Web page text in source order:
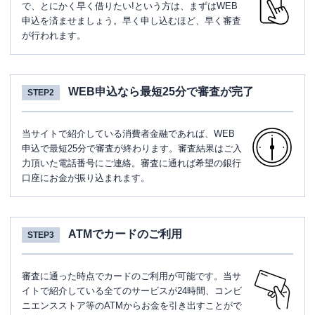
で、とにかく早く借りたい!という方は、まずはWEB
申込を済ませましょう。早く申し込むほど、早く審査
が行われます。
STEP2 WEB申込なら最短25分で審査が完了
当サイトで紹介している消費者金融であれば、WEB
申込で最短25分で審査が終わります。審査結果はご入
力頂いた電話番号にご連絡。審査に通れば希望の銀行
口座にお金が振り込まれます。
STEP3 ATMでカードのご利用
審査に通った時点でカードのご利用が可能です。当サ
イトで紹介している全てのサービスが24時間、コンビ
ニエンスストア等のATMからお金を引き出すことがで